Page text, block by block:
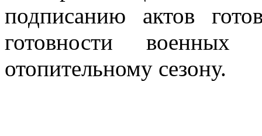
подписанию актов
готовности военных
отопительному сезону.